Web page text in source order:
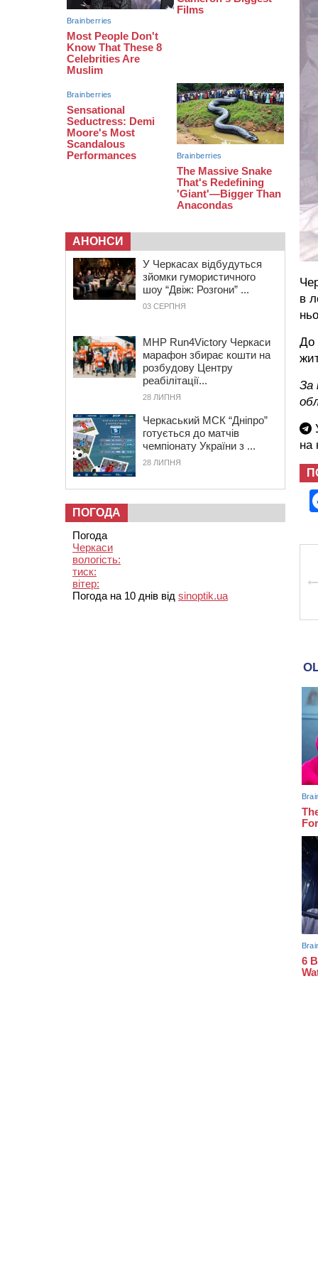
в
До
За
на
термін у колонії
05 СЕРПНЯ 2026, СЕРЕДА
20:28 Наступні два дні на Черкащині
прогнозують пік африканського
19:30 Проєкт просторового розвитку
Корсунь-Шевченківської громади
рекомендували до погодження
АНОНСИ
У Черкасах відбудуться
зйомки гумористичного
шоу “Двіж: Розгони” ...
03 СЕРПНЯ
MHP Run4Victory Черкаси
марафон збирає кошти на
розбудову Центру
реабілітації...
28 ЛИПНЯ
Черкаський МСК “Дніпро”
готується до матчів
чемпіонату України з ...
28 ЛИПНЯ
ПОГОДА
Погода
Черкаси
вологість:
тиск:
вітер:
Погода на 10 днів від sinoptik.ua